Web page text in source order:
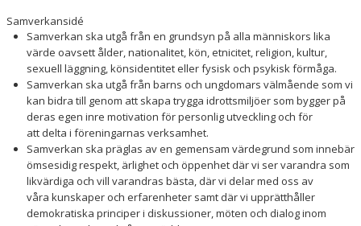
Samverkansidé
Samverkan ska utgå från en grundsyn på alla människors lika
värde oavsett ålder, nationalitet, kön, etnicitet, religion, kultur,
sexuell läggning, könsidentitet eller fysisk och psykisk förmåga.
Samverkan ska utgå från barns och ungdomars välmående som vi
kan bidra till genom att skapa trygga idrottsmiljöer som bygger på
deras egen inre motivation för personlig utveckling och för
att delta i föreningarnas verksamhet.
Samverkan ska präglas av en gemensam värdegrund som innebär
ömsesidig respekt, ärlighet och öppenhet där vi ser varandra som
likvärdiga och vill varandras bästa, där vi delar med oss av
våra kunskaper och erfarenheter samt där vi upprätthåller
demokratiska principer i diskussioner, möten och dialog inom